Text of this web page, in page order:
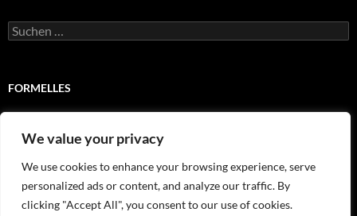
We value your privacy
We use cookies to enhance your browsing experience, serve
personalized ads or content, and analyze our traffic. By
clicking "Accept All", you consent to our use of cookies.
Suchen
nach:
FORMELLES
Wir stellen uns vor